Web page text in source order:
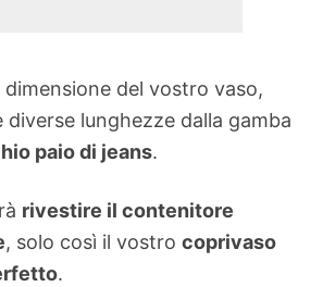
dimensione del vostro vaso,
lunghezze dalla gamba
paio di jeans.
rivestire il contenitore
, solo così il vostro coprivaso
.